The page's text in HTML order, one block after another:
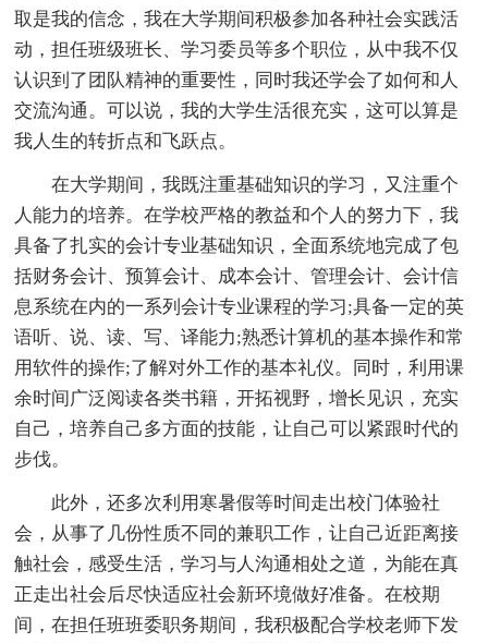
取是我的信念，我在大学期间积极参加各种社会实践活
动，担任班级班长、学习委员等多个职位，从中我不仅
认识到了团队精神的重要性，同时我还学会了如何和人
交流沟通。可以说，我的大学生活很充实，这可以算是
我人生的转折点和飞跃点。
在大学期间，我既注重基础知识的学习，又注重个
人能力的培养。在学校严格的教益和个人的努力下，我
具备了扎实的会计专业基础知识，全面系统地完成了包
括财务会计、预算会计、成本会计、管理会计、会计信
息系统在内的一系列会计专业课程的学习;具备一定的英
语听、说、读、写、译能力;熟悉计算机的基本操作和常
用软件的操作;了解对外工作的基本礼仪。同时，利用课
余时间广泛阅读各类书籍，开拓视野，增长见识，充实
自己，培养自己多方面的技能，让自己可以紧跟时代的
步伐。
此外，还多次利用寒暑假等时间走出校门体验社
会，从事了几份性质不同的兼职工作，让自己近距离接
触社会，感受生活，学习与人沟通相处之道，为能在真
正走出社会后尽快适应社会新环境做好准备。在校期
间，在担任班班委职务期间，我积极配合学校老师下发